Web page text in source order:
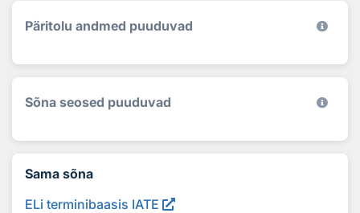
Päritolu andmed puuduvad
Sõna seosed puuduvad
Sama sõna
ELi terminibaasis IATE